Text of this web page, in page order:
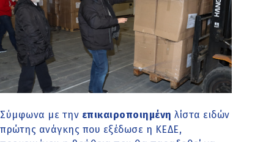
Σύμφωνα με την επικαιροποιημένη λίστα ειδών
πρώτης ανάγκης που εξέδωσε η ΚΕΔΕ,